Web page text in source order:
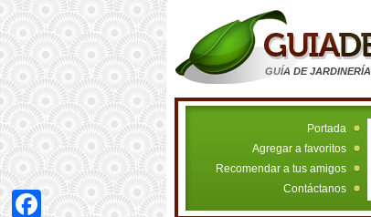
GUÍA DE JARDINERÍA
Portada
Agregar a favoritos
Recomendar a tus amigos
Contáctanos